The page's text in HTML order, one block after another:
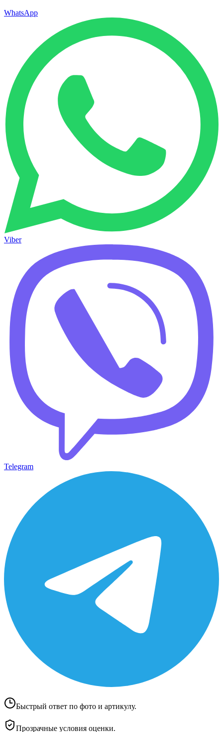
WhatsApp
Viber
Telegram
Быстрый ответ по фото и артикулу.
Прозрачные условия оценки.